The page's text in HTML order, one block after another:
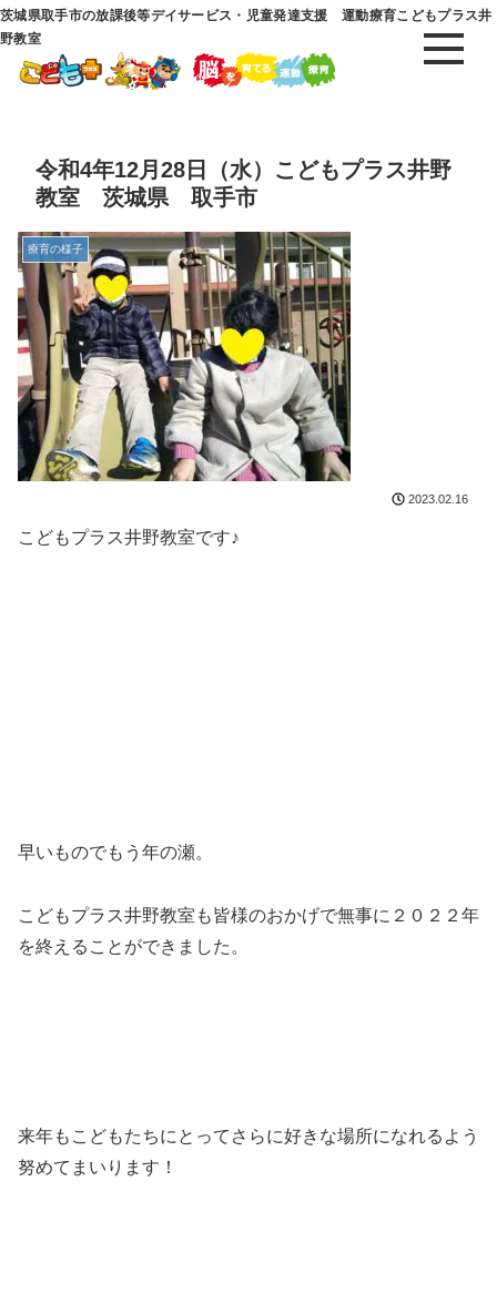
茨城県取手市の放課後等デイサービス・児童発達支援 運動療育こどもプラス井
野教室
令和4年12月28日（水）こどもプラス井野
教室 茨城県 取手市
療育の様子
2023.02.16
こどもプラス井野教室です♪
早いものでもう年の瀬。
こどもプラス井野教室も皆様のおかげで無事に２０２２年
を終えることができました。
来年もこどもたちにとってさらに好きな場所になれるよう
努めてまいります！